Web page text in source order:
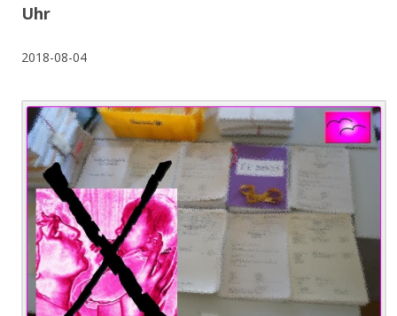
Uhr
2018-08-04